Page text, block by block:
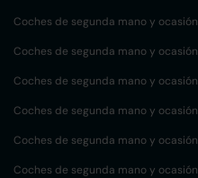
Coches de segunda mano y ocasión
Coches de segunda mano y ocasión
Coches de segunda mano y ocasión
Coches de segunda mano y ocasión
Coches de segunda mano y ocasión
Coches de segunda mano y ocasión